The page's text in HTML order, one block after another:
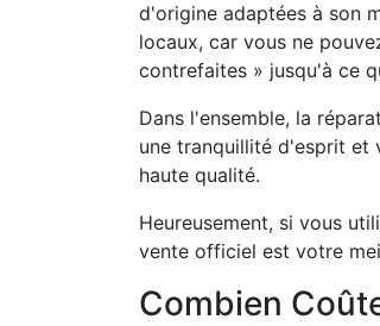
d'origine adaptées à son
locaux, car vous ne
contrefaites » jusqu'à ce
Dans l'ensemble, la
une tranquillité d'esprit et
haute qualité.
Heureusement, si vous
vente officiel est votre
Combien